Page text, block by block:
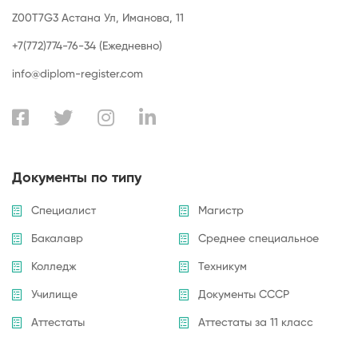
Z00T7G3 Астана Ул, Иманова, 11
+7(772)774-76-34 (Ежедневно)
info@diplom-register.com
Документы по типу
Специалист Магистр
Бакалавр Среднее специальное
Колледж Техникум
Училище Документы СССР
Аттестаты Аттестаты за 11 класс